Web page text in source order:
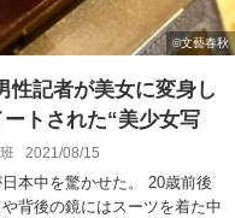
性記者が美女に変身し
トされた“美少女写
2021/08/15
本中を驚かせた。 20歳前後
背後の鏡にはスーツを着た中